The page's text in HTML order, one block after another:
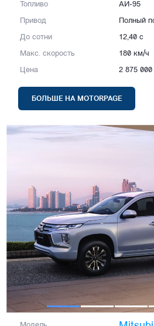
Топливо АИ-95
Привод Полный
До сотни 12,40 с
Макс. скорость 180 км/ч
Цена 2 875 000
БОЛЬШЕ НА MOTORPAGE